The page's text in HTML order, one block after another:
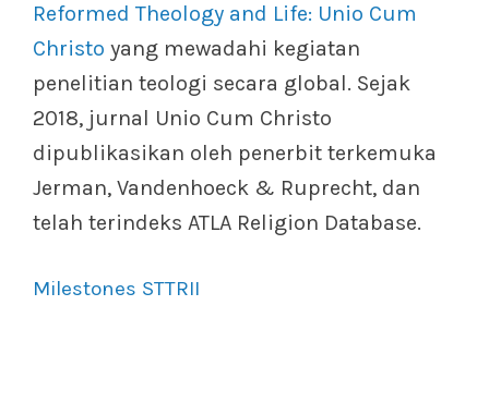
Reformed Theology and Life: Unio Cum
Christo yang mewadahi kegiatan
penelitian teologi secara global. Sejak
2018, jurnal Unio Cum Christo
dipublikasikan oleh penerbit terkemuka
Jerman, Vandenhoeck & Ruprecht, dan
telah terindeks ATLA Religion Database.
Milestones STTRII